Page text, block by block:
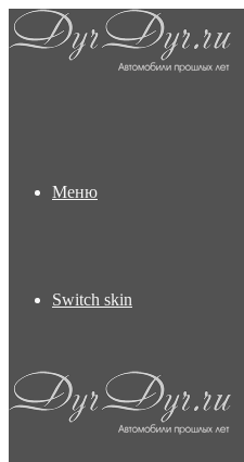
Меню
Switch skin